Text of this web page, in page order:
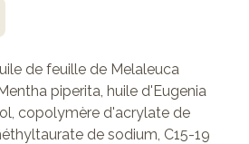
de feuille de Melaleuca
piperita, huile d'Eugenia
copolymère d'acrylate de
de sodium, C15-19